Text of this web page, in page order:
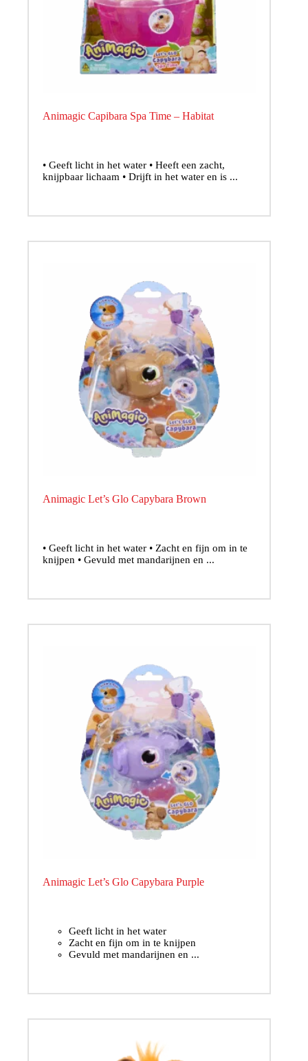
Animagic Capibara Spa Time – Habitat
• Geeft licht in het water • Heeft een zacht,
knijpbaar lichaam • Drijft in het water en is ...
Animagic Let’s Glo Capybara Brown
• Geeft licht in het water • Zacht en fijn om in te
knijpen • Gevuld met mandarijnen en ...
Animagic Let’s Glo Capybara Purple
Geeft licht in het water
Zacht en fijn om in te knijpen
Gevuld met mandarijnen en ...